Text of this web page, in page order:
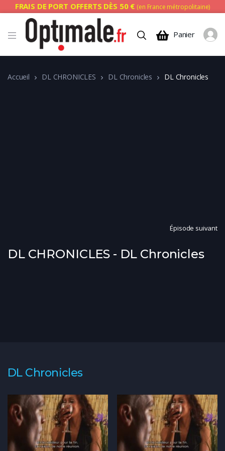
FRAIS DE PORT OFFERTS DÈS 50 € (en France métropolitaine)
Panier
Accueil DL CHRONICLES DL Chronicles DL Chronicles
Épisode suivant
DL CHRONICLES - DL Chronicles
DL Chronicles